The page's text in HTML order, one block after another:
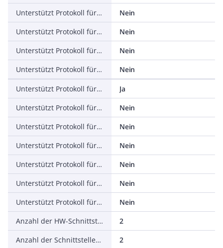
Unterstützt Protokoll für PROFINET IO
Nein
Unterstützt Protokoll für PROFINET CBA
Nein
Unterstützt Protokoll für SERCOS
Nein
Unterstützt Protokoll für Foundation Fieldbus
Nein
Unterstützt Protokoll für EtherNet/IP
Ja
Unterstützt Protokoll für AS-Interface Safety at Work
Nein
Unterstützt Protokoll für DeviceNet Safety
Nein
Unterstützt Protokoll für INTERBUS-Safety
Nein
Unterstützt Protokoll für PROFIsafe
Nein
Unterstützt Protokoll für SafetyBUS p
Nein
Unterstützt Protokoll für sonstige Bussysteme
Nein
Anzahl der HW-Schnittstellen Industrial Ethernet
2
Anzahl der Schnittstellen PROFINET
2